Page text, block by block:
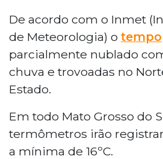
De acordo com o Inmet
de Meteorologia) o tempo
parcialmente nublado
chuva e trovoadas no
Estado.
Em todo Mato Grosso do
termômetros irão
a mínima de 16ºC.